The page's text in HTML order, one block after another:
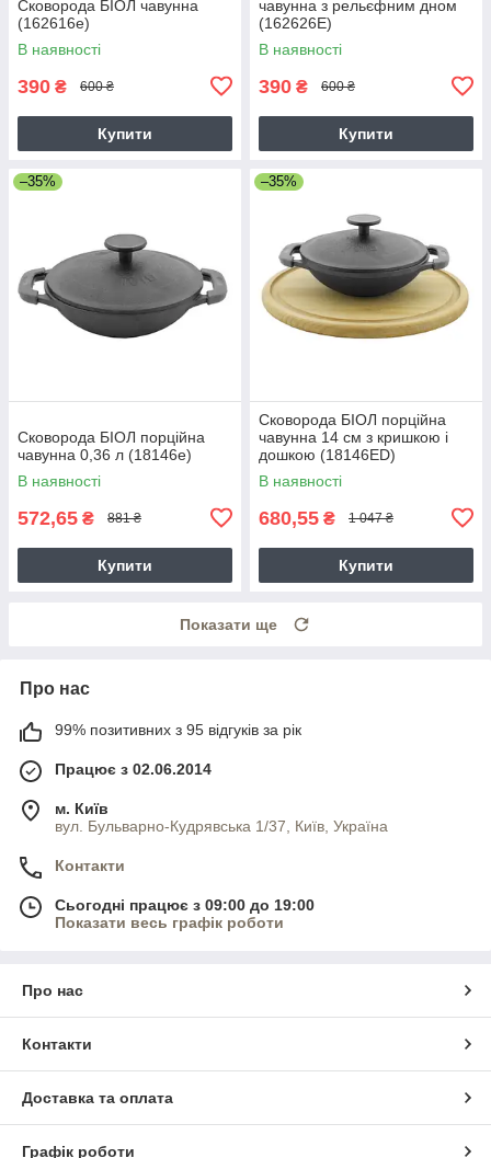
Сковорода БІОЛ чавунна
(162616e)
В наявності
390 ₴ 600 ₴
Купити
чавунна з рельєфним дном
(162626E)
В наявності
390 ₴ 600 ₴
Купити
–35%
Сковорода БІОЛ порційна
чавунна 0,36 л (18146e)
В наявності
572,65 ₴ 881 ₴
Купити
–35%
Сковорода БІОЛ порційна
чавунна 14 см з кришкою і
дошкою (18146ED)
В наявності
680,55 ₴ 1 047 ₴
Купити
Показати ще
Про нас
99% позитивних з 95 відгуків за рік
Працює з 02.06.2014
м. Київ
вул. Бульварно-Кудрявська 1/37, Київ, Україна
Контакти
Сьогодні працює з 09:00 до 19:00
Показати весь графік роботи
Про нас
Контакти
Доставка та оплата
Графік роботи